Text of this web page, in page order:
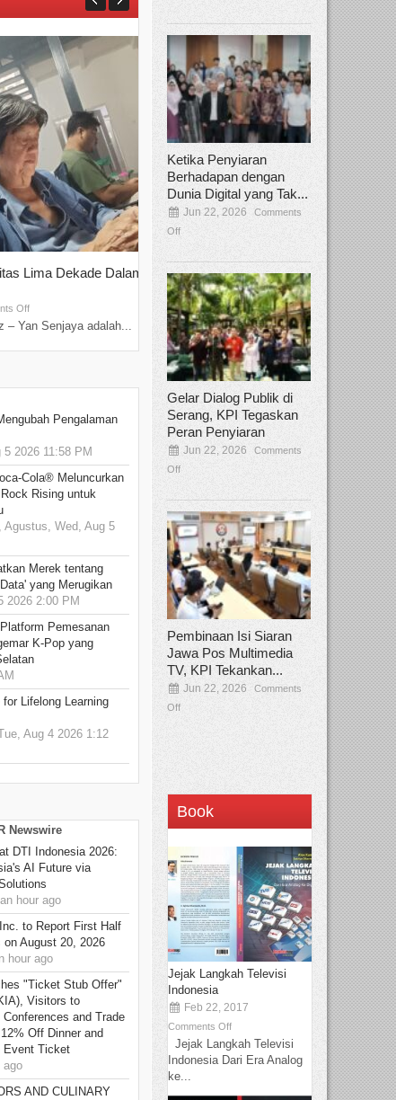
Lima Dekade Dalam
Off
– Yan Senjaya adalah...
Tamee Irelly Menjadi Juri Open
Film Terbaru...
Sep 08, 2025 Comments Off
Bekasi, Broadcastmagz – Dalam upaya
talenta...
Pengalaman
2026 11:58 PM
Cola® Meluncurkan
Rising untuk
Agustus, Wed, Aug 5
Merek tentang
yang Merugikan
2026 2:00 PM
Pemesanan
K-Pop yang
Lifelong Learning
Aug 4 2026 1:12
Newswire
DTI Indonesia 2026:
AI Future via
hour ago
to Report First Half
August 20, 2026
hour ago
"Ticket Stub Offer"
Visitors to
and Trade
Off Dinner and
Event Ticket
ago
AND CULINARY
Ketika Penyiaran
Berhadapan dengan
Dunia Digital yang Tak...
Jun 22, 2026
Comments
Off
Gelar Dialog Publik di
Serang, KPI Tegaskan
Peran Penyiaran
Jun 22, 2026
Comments
Off
Pembinaan Isi Siaran
Jawa Pos Multimedia
TV, KPI Tekankan...
Jun 22, 2026
Comments
Off
Book
Jejak Langkah Televisi
Indonesia
Feb 22, 2017
Comments Off
Jejak Langkah Televisi
Indonesia Dari Era Analog
ke...